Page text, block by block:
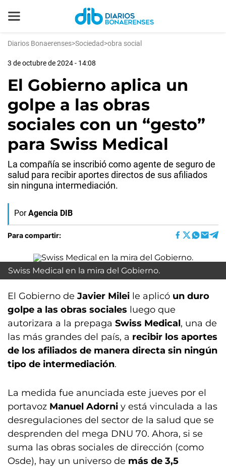
Diarios Bonaerenses>Sociedad>obra social
3 de octubre de 2024 - 14:08
El Gobierno aplica un
golpe a las obras
sociales con un “gesto”
para Swiss Medical
La compañía se inscribió como agente de seguro de
salud para recibir aportes directos de sus afiliados
sin ninguna intermediación.
Por Agencia DIB
Para compartir:
Swiss Medical en la mira del Gobierno.
El Gobierno de Javier Milei le aplicó un duro
golpe a las obras sociales luego que
autorizara a la prepaga Swiss Medical, una de
las más grandes del país, a recibir los aportes
de los afiliados de manera directa sin ningún
tipo de intermediación.
La medida fue anunciada este jueves por el
portavoz Manuel Adorni y está vinculada a las
desregulaciones del sector de la salud que se
desprenden del mega DNU 70. Ahora, si se
suma las obras sociales de dirección (como
Osde), hay un universo de más de 3,5